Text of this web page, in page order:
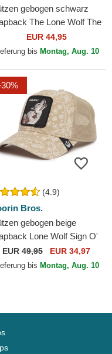
gebogen schwarz
The Lone Wolf The
Goorin Bros.
EUR 44,95
bis Montag, Aug. 10
(4.9)
Bros.
gebogen beige
Lone Wolf Sign O'
Times The Farm Paisley
Farm Goorin Bros.
EUR 49,95 EUR 34,97
bis Montag, Aug. 10